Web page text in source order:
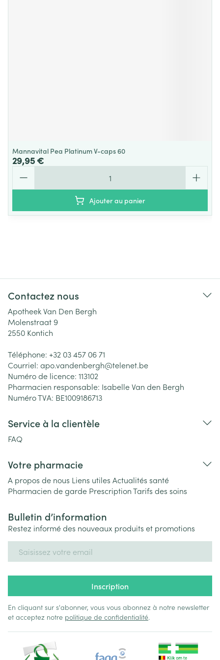
Mannavital Pea Platinum V-caps 60
29,95 €
Ajouter au panier
Contactez nous
Apotheek Van Den Bergh
Molenstraat 9
2550 Kontich
Téléphone: +32 03 457 06 71
Courriel: apo.vandenbergh@telenet.be
Numéro de licence: 113102
Pharmacien responsable: Isabelle Van den Bergh
Numéro TVA: BE1009186713
Service à la clientèle
FAQ
Votre pharmacie
A propos de nous Liens utiles Actualités santé
Pharmacien de garde PrescriptionTarifs des soins
Bulletin d’information
Restez informé des nouveaux produits et promotions
Inscription
En cliquant sur s'abonner, vous vous abonnez à notre newsletter
et acceptez notre politique de confidentialité.